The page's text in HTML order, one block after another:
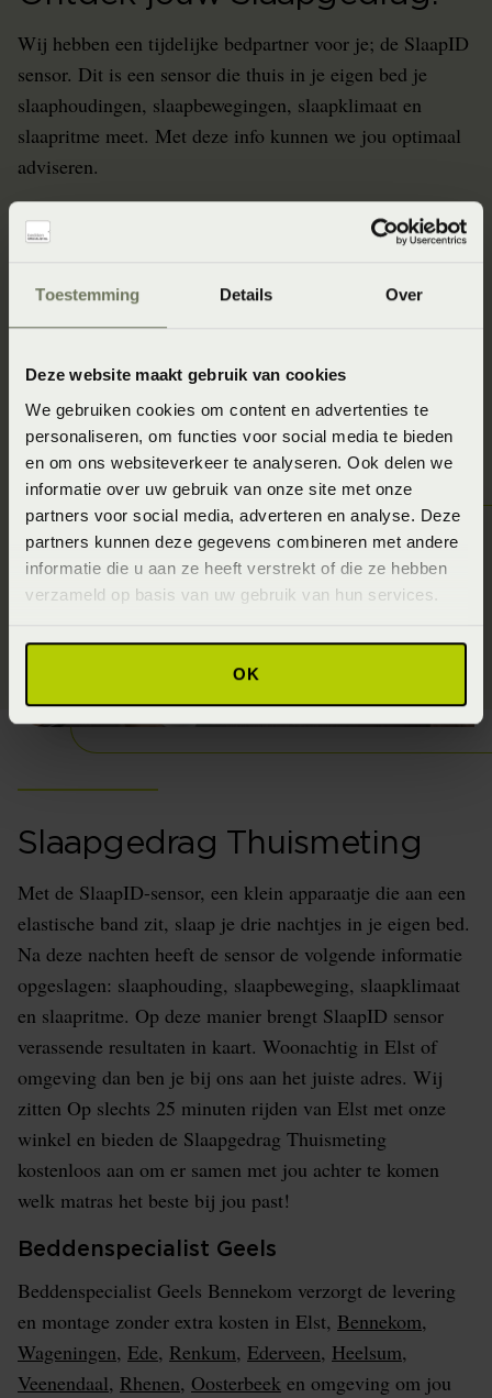
Toestemming Details Over
Deze website maakt gebruik van cookies
We gebruiken cookies om content en advertenties te
personaliseren, om functies voor social media te bieden
en om ons websiteverkeer te analyseren. Ook delen we
informatie over uw gebruik van onze site met onze
partners voor social media, adverteren en analyse. Deze
partners kunnen deze gegevens combineren met andere
informatie die u aan ze heeft verstrekt of die ze hebben
verzameld op basis van uw gebruik van hun services.
OK
Wij hebben een tijdelijke bedpartner voor je; de SlaapID
sensor. Dit is een sensor die thuis in je eigen bed je
slaaphoudingen, slaapbewegingen, slaapklimaat en
slaapritme meet. Met deze info kunnen we jou optimaal
adviseren.
kreeg nieuw inzicht
waardoor je slaap
39%
verkeerde
Vraag Slaapgedrag Thuismeting aan
Slaapgedrag Thuismeting
Met de SlaapID-sensor, een klein apparaatje die aan een
elastische band zit, slaap je drie nachtjes in je eigen bed.
Na deze nachten heeft de sensor de volgende informatie
opgeslagen: slaaphouding, slaapbeweging, slaapklimaat
en slaapritme. Op deze manier brengt SlaapID sensor
verassende resultaten in kaart. Woonachtig in Elst of
omgeving dan ben je bij ons aan het juiste adres. Wij
zitten Op slechts 25 minuten rijden van Elst met onze
winkel en bieden de Slaapgedrag Thuismeting
kostenloos aan om er samen met jou achter te komen
welk matras het beste bij jou past!
Beddenspecialist Geels
Beddenspecialist Geels Bennekom verzorgt de levering
en montage zonder extra kosten in Elst, Bennekom,
Wageningen, Ede, Renkum, Ederveen, Heelsum,
Veenendaal, Rhenen, Oosterbeek en omgeving om jou